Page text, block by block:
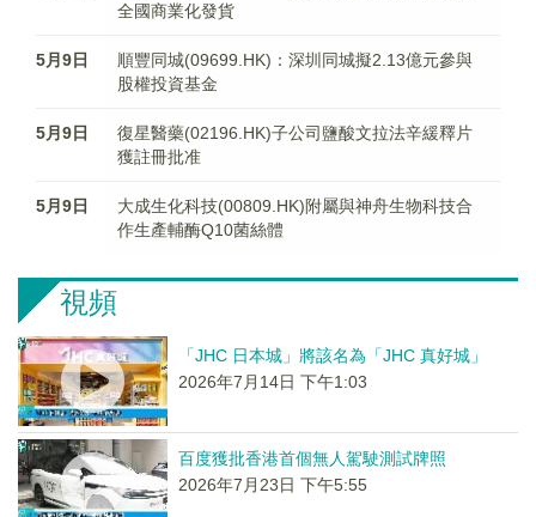
全國商業化發貨
5月9日
順豐同城(09699.HK)：深圳同城擬2.13億元參與
股權投資基金
5月9日
復星醫藥(02196.HK)子公司鹽酸文拉法辛緩釋片
獲註冊批准
5月9日
大成生化科技(00809.HK)附屬與神舟生物科技合
作生產輔酶Q10菌絲體
視頻
「JHC 日本城」將該名為「JHC 真好城」
2026年7月14日 下午1:03
百度獲批香港首個無人駕駛測試牌照
2026年7月23日 下午5:55